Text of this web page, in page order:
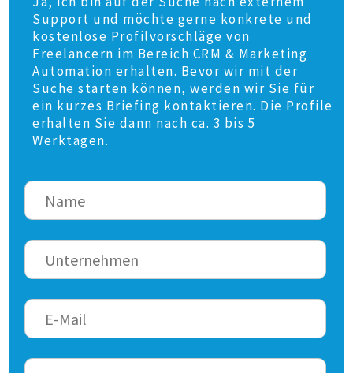
Support und möchte gerne konkrete und
kostenlose Profilvorschläge von
Freelancern im Bereich CRM & Marketing
Automation erhalten. Bevor wir mit der
Suche starten können, werden wir Sie für
ein kurzes Briefing kontaktieren. Die Profile
erhalten Sie dann nach ca. 3 bis 5
Werktagen.